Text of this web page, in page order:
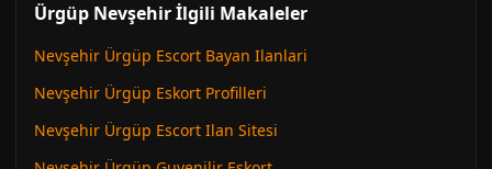
Ürgüp Nevşehir İlgili Makaleler
Nevşehir Ürgüp Escort Bayan Ilanlari
Nevşehir Ürgüp Eskort Profilleri
Nevşehir Ürgüp Escort Ilan Sitesi